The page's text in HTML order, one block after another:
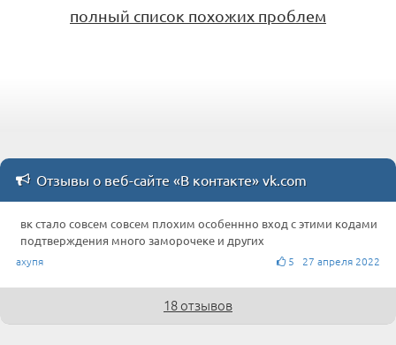
полный список похожих проблем
Отзывы о веб-сайте «В контакте» vk.com
вк стало совсем совсем плохим особеннно вход с этими кодами
подтверждения много заморочеке и других
ахупя 5 27 апреля 2022
18 отзывов